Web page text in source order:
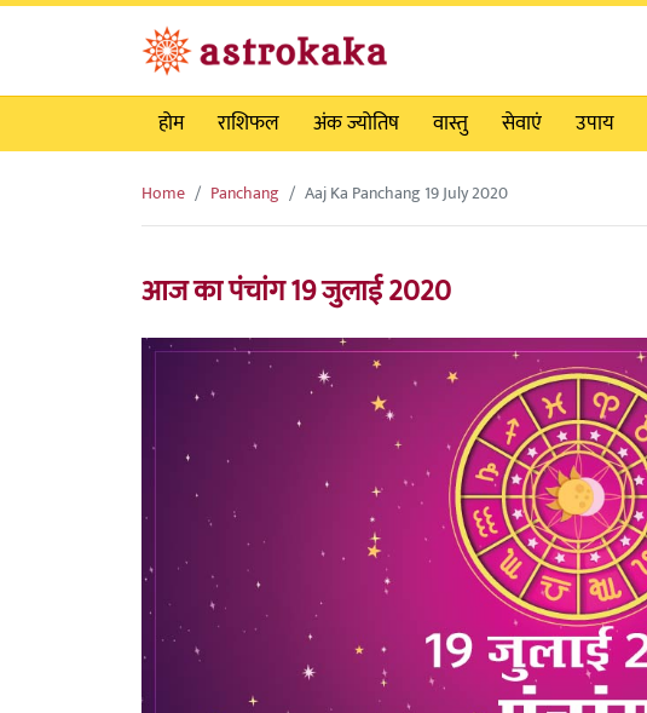
होम
राशिफल अंक ज्योतिष वास्तु सेवाएं उपाय
Home Panchang Aaj Ka Panchang 19 July 2020
आज का पंचांग 19 जुलाई 2020